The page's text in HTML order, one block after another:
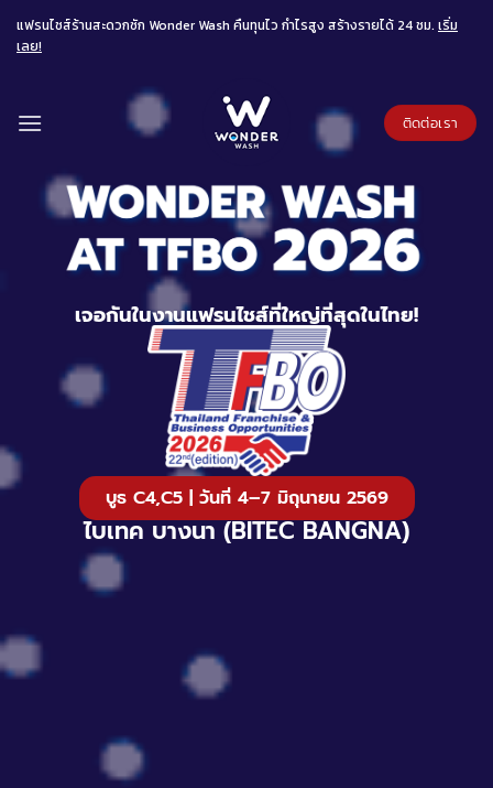
แฟรนไชส์ร้านสะดวกซัก Wonder Wash คืนทุนไว กำไรสูง สร้างรายได้ 24 ชม. เริ่ม
เลย!
ติดต่อเรา
เจอกันในงานแฟรนไชส์ที่ใหญ่ที่สุดในไทย!
บูธ C4,C5 | วันที่ 4–7 มิถุนายน 2569
ไบเทค บางนา (BITEC BANGNA)